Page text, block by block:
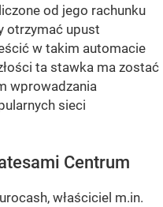
od jego rachunku
otrzymać upust
w takim automacie
ta stawka ma zostać
wprowadzania
sieci
Centrum
właściciel m.in.